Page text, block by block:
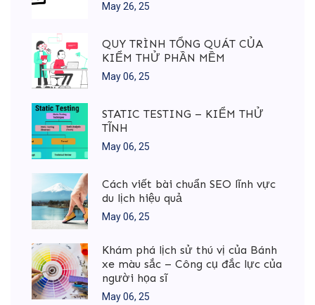
May 26, 25
QUY TRÌNH TỔNG QUÁT CỦA
KIỂM THỬ PHẦN MỀM
May 06, 25
STATIC TESTING – KIỂM THỬ
TĨNH
May 06, 25
Cách viết bài chuẩn SEO lĩnh vực
du lịch hiệu quả
May 06, 25
Khám phá lịch sử thú vị của Bánh
xe màu sắc – Công cụ đắc lực của
người họa sĩ
May 06, 25